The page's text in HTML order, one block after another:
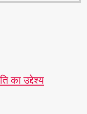
का उद्देश्य